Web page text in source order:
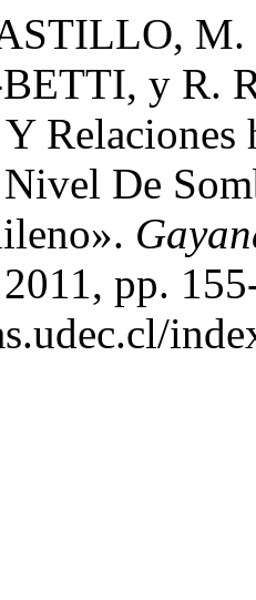
M.
y R.
Relaciones
De
pp.